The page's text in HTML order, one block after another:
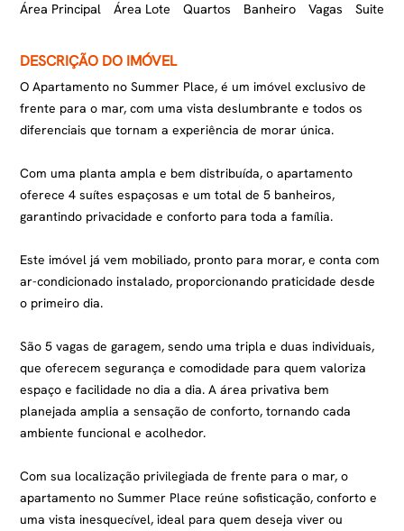
Área Principal
Área Lote
Quartos
Banheiro
Vagas
Suite
DESCRIÇÃO DO IMÓVEL
O Apartamento no Summer Place, é um imóvel exclusivo de
frente para o mar, com uma vista deslumbrante e todos os
diferenciais que tornam a experiência de morar única.
Com uma planta ampla e bem distribuída, o apartamento
oferece 4 suítes espaçosas e um total de 5 banheiros,
garantindo privacidade e conforto para toda a família.
Este imóvel já vem mobiliado, pronto para morar, e conta com
ar-condicionado instalado, proporcionando praticidade desde
o primeiro dia.
São 5 vagas de garagem, sendo uma tripla e duas individuais,
que oferecem segurança e comodidade para quem valoriza
espaço e facilidade no dia a dia. A área privativa bem
planejada amplia a sensação de conforto, tornando cada
ambiente funcional e acolhedor.
Com sua localização privilegiada de frente para o mar, o
apartamento no Summer Place reúne sofisticação, conforto e
uma vista inesquecível, ideal para quem deseja viver ou